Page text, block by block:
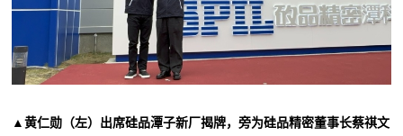
▲黄仁勋（左）出席硅品潭子新厂揭牌，旁为硅品精密董事长蔡祺文